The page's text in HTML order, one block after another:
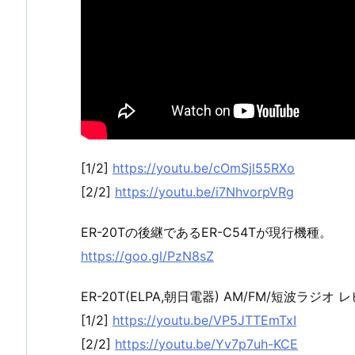
[1/2] https://youtu.be/cOmSjl55RXo
[2/2] https://youtu.be/i7NhvorpVRg
ER-20Tの後継であるER-C54Tが現行機種。
https://goo.gl/PzN8sZ
ER-20T(ELPA,朝日電器) AM/FM/短波ラジオ レ
[1/2] https://youtu.be/VP5JTTEmTxI
[2/2] https://youtu.be/Yv7p7uh-KCE